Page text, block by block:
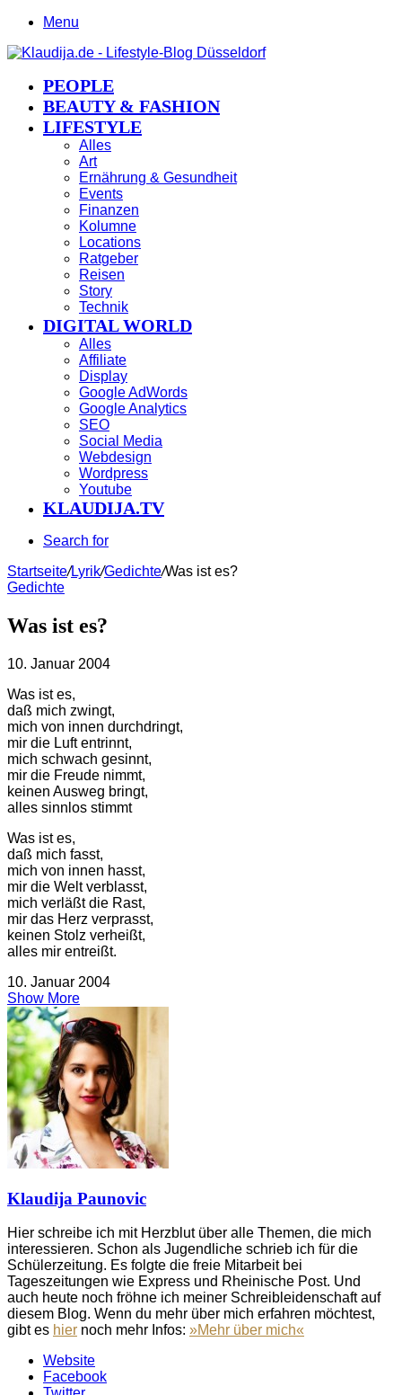
Menu
PEOPLE
BEAUTY & FASHION
LIFESTYLE
Alles
Art
Ernährung & Gesundheit
Events
Finanzen
Kolumne
Locations
Ratgeber
Reisen
Story
Technik
DIGITAL WORLD
Alles
Affiliate
Display
Google AdWords
Google Analytics
SEO
Social Media
Webdesign
Wordpress
Youtube
KLAUDIJA.TV
Search for
Startseite/Lyrik/Gedichte/Was ist es?
Gedichte
Was ist es?
10. Januar 2004
Was ist es,
daß mich zwingt,
mich von innen durchdringt,
mir die Luft entrinnt,
mich schwach gesinnt,
mir die Freude nimmt,
keinen Ausweg bringt,
alles sinnlos stimmt
Was ist es,
daß mich fasst,
mich von innen hasst,
mir die Welt verblasst,
mich verläßt die Rast,
mir das Herz verprasst,
keinen Stolz verheißt,
alles mir entreißt.
10. Januar 2004
Show More
Klaudija Paunovic
Hier schreibe ich mit Herzblut über alle Themen, die mich
interessieren. Schon als Jugendliche schrieb ich für die
Schülerzeitung. Es folgte die freie Mitarbeit bei
Tageszeitungen wie Express und Rheinische Post. Und
auch heute noch fröhne ich meiner Schreibleidenschaft auf
diesem Blog. Wenn du mehr über mich erfahren möchtest,
gibt es hier noch mehr Infos: »Mehr über mich«
Website
Facebook